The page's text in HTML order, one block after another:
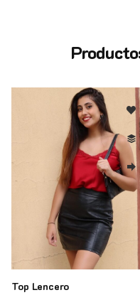
Top Lencero